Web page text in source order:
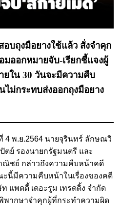
บถุงมือยางใช้แล้ว สั่งจำคุก
มออกหมายจับ-เรียกชี้แจงผู้
ยใน 30 วันจะมีความคืบ
ม่กระทบส่งออกถุงมือยาง
4 พ.ย.2564 นายจุรินทร์ ลักษณวิ
ย์ รองนายกรัฐมนตรี และ
ณิชย์ กล่าวถึงความคืบหน้าคดี
นี้มีความคืบหน้าในเรื่องของคดี
แพดดี้ เดอะรูม เทรดดิ้ง จำกัด
พากษาจำคุกผู้ที่กระทำความผิด